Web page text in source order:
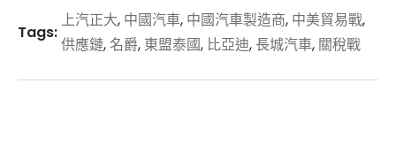
Tags:
上汽正大, 中國汽車, 中國汽車製造商, 中美貿易戰,
供應鏈,名爵, 東盟泰國, 比亞迪, 長城汽車, 關稅戰